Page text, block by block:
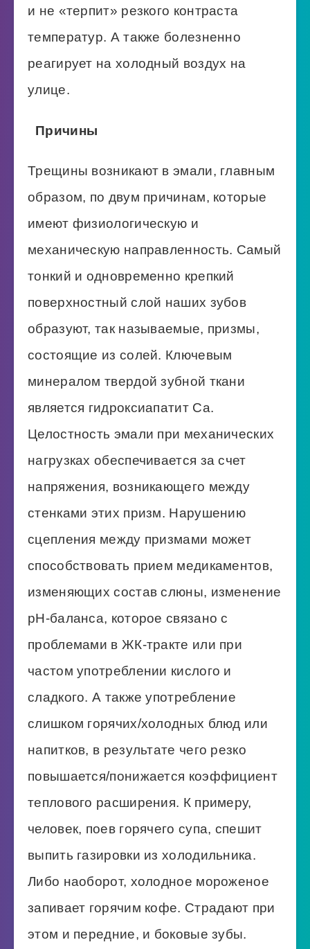
и не «терпит» резкого контраста
температур. А также болезненно
реагирует на холодный воздух на
улице.
Причины
Трещины возникают в эмали, главным
образом, по двум причинам, которые
имеют физиологическую и
механическую направленность. Самый
тонкий и одновременно крепкий
поверхностный слой наших зубов
образуют, так называемые, призмы,
состоящие из солей. Ключевым
минералом твердой зубной ткани
является гидроксиапатит Ca.
Целостность эмали при механических
нагрузках обеспечивается за счет
напряжения, возникающего между
стенками этих призм. Нарушению
сцепления между призмами может
способствовать прием медикаментов,
изменяющих состав слюны, изменение
pH-баланса, которое связано с
проблемами в ЖК-тракте или при
частом употреблении кислого и
сладкого. А также употребление
слишком горячих/холодных блюд или
напитков, в результате чего резко
повышается/понижается коэффициент
теплового расширения. К примеру,
человек, поев горячего супа, спешит
выпить газировки из холодильника.
Либо наоборот, холодное мороженое
запивает горячим кофе. Страдают при
этом и передние, и боковые зубы.